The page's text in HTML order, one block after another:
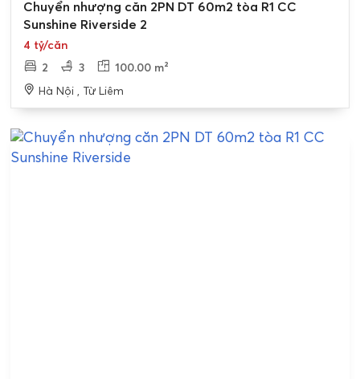
Chuyển nhượng căn 2PN DT 60m2 tòa R1 CC
Sunshine Riverside 2
4 tỷ/căn
2
3 100.00 m²
Hà Nội , Từ Liêm